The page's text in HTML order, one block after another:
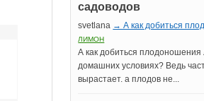
садоводов
svetlana → А как добиться
ЛИМОН
А как добиться плодоношения
домашних условиях? Ведь
вырастает. а плодов не...